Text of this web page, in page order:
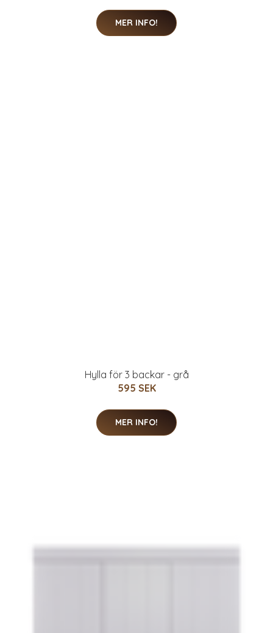
MER INFO!
Hylla för 3 backar - grå
595 SEK
MER INFO!